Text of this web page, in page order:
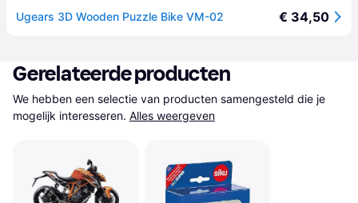
Ugears 3D Wooden Puzzle Bike VM-02 € 34,50
Gerelateerde producten
We hebben een selectie van producten samengesteld die je
mogelijk interesseren. Alles weergeven